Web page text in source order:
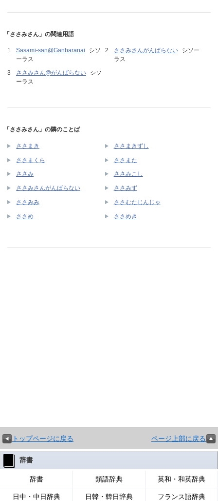
「ささみさん」の関連用語
Sasami-san@Ganbaranai
シソ
ーラス
ささみさんがんばらない
シソー
ラス
ささみさん@がんばらない
シソ
ーラス
「ささみさん」の隣のことば
ささまき ささまきずし
ささまくら ささまた
ささみ ささみこし
ささみさんがんばらない ささみず
ささみみ ささむたじんじゃ
ささめ ささめき
トップページに戻る ページ上部に戻る
辞書
辞書 類語辞典 英和・和英辞典
日中・中日辞典 日韓・韓日辞典 フランス語辞典